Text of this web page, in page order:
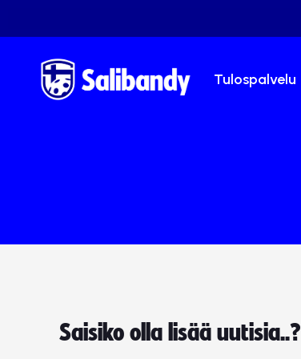
Tulospalvelu
Saisiko olla lisää uutisia..?